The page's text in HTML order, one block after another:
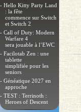
- Hello Kitty Party Land
: la fête
commence sur Switch
et Switch 2
- Call of Duty: Modern
Warfare 4
sera jouable à l’EWC
- Facilotab Zen : une
tablette
simplifiée pour les
seniors
- Généatique 2027 en
approche
- TEST : Terrinoth :
Heroes of Descent